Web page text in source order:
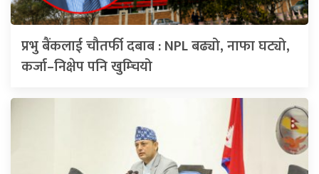
प्रभु बैंकलाई चौतर्फी दबाब : NPL बढ्यो, नाफा घट्यो,
कर्जा–निक्षेप पनि खुम्चियो